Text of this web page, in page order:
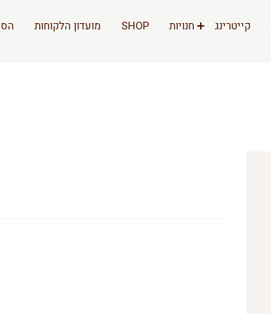
קייטרינג חנויות SHOP מועדון הלקוחות